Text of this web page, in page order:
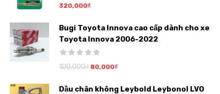
320,000₫
Bugi Toyota Innova cao cấp dành cho xe
Toyota Innova 2006-2022
100,000₫ 80,000₫
Dầu chân không Leybold Leybonol LVO